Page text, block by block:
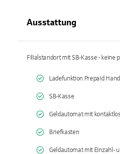
Ausstattung
Filialstandort mit SB-Kasse - keine
Ladefunktion Prepaid
SB-Kasse
Geldautomat mit
Briefkasten
Geldautomat mit Einzahl-